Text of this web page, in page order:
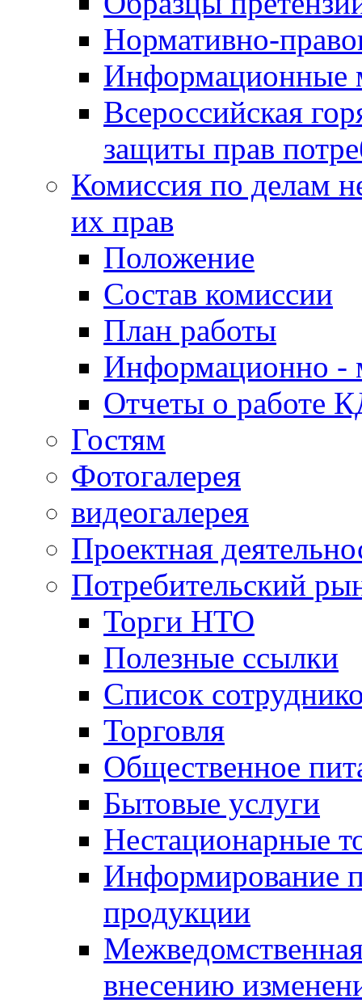
Нормативно-
Информационные
Всероссийская
защиты прав
Комиссия по делам
их прав
Положение
Состав комиссии
План работы
Информационно -
Отчеты о работе
Гостям
Фотогалерея
видеогалерея
Проектная
Потребительский
Торги НТО
Полезные ссылки
Список
Торговля
Общественное
Бытовые услуги
Нестационарные
Информирование
продукции
внесению